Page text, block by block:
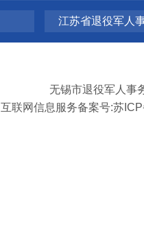
江苏省退役军人
无锡市退役军人事
互联网信息服务备案号:苏